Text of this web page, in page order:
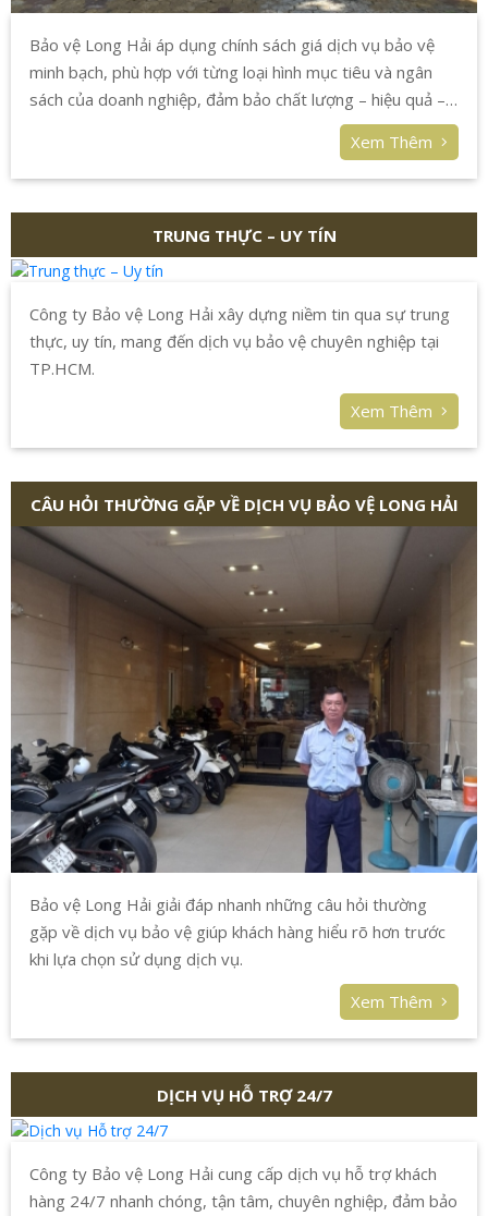
Bảo vệ Long Hải áp dụng chính sách giá dịch vụ bảo vệ
minh bạch, phù hợp với từng loại hình mục tiêu và ngân
sách của doanh nghiệp, đảm bảo chất lượng – hiệu quả –
Xem Thêm
TRUNG THỰC – UY TÍN
Công ty Bảo vệ Long Hải xây dựng niềm tin qua sự trung
thực, uy tín, mang đến dịch vụ bảo vệ chuyên nghiệp tại
TP.HCM.
Xem Thêm
CÂU HỎI THƯỜNG GẶP VỀ DỊCH VỤ BẢO VỆ LONG HẢI
Bảo vệ Long Hải giải đáp nhanh những câu hỏi thường
gặp về dịch vụ bảo vệ giúp khách hàng hiểu rõ hơn trước
khi lựa chọn sử dụng dịch vụ.
Xem Thêm
DỊCH VỤ HỖ TRỢ 24/7
Công ty Bảo vệ Long Hải cung cấp dịch vụ hỗ trợ khách
hàng 24/7 nhanh chóng, tận tâm, chuyên nghiệp, đảm bảo